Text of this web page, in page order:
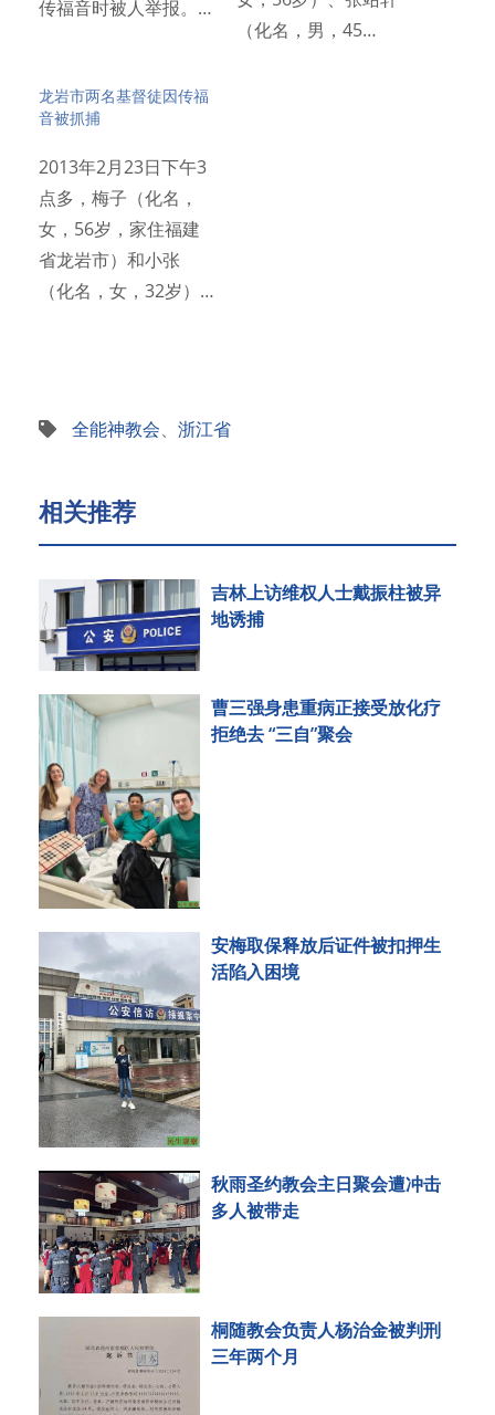
传福音时被人举报。…
（化名，男，45…
龙岩市两名基督徒因传福
音被抓捕
2013年2月23日下午3
点多，梅子（化名，
女，56岁，家住福建
省龙岩市）和小张
（化名，女，32岁）…
全能神教会、 浙江省
相关推荐
吉林上访维权人士戴振柱被异
地诱捕
曹三强身患重病正接受放化疗
拒绝去 “三自”聚会
安梅取保释放后证件被扣押生
活陷入困境
秋雨圣约教会主日聚会遭冲击
多人被带走
桐随教会负责人杨治金被判刑
三年两个月